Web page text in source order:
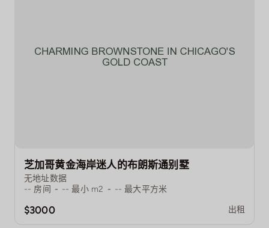
芝加哥黄金海岸迷人的布朗斯通别墅
无地址数据
-- 房间 - -- 最小 m2 - -- 最大平方米
$3000 出租